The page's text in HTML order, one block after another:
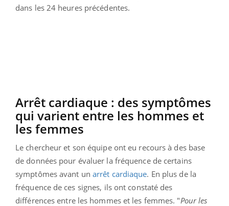
dans les 24 heures précédentes.
Arrêt cardiaque : des symptômes
qui varient entre les hommes et
les femmes
Le chercheur et son équipe ont eu recours à des base
de données pour évaluer la fréquence de certains
symptômes avant un arrêt cardiaque. En plus de la
fréquence de ces signes, ils ont constaté des
différences entre les hommes et les femmes. "Pour les